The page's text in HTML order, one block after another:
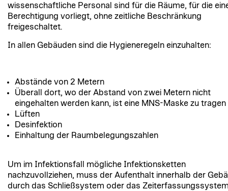
wissenschaftliche Personal sind für die Räume, für die
Berechtigung vorliegt, ohne zeitliche Beschränkung
freigeschaltet.
In allen Gebäuden sind die Hygieneregeln einzuhalten:
Abstände von 2 Metern
Überall dort, wo der Abstand von zwei Metern nicht
eingehalten werden kann, ist eine MNS-Maske zu tragen
Lüften
Desinfektion
Einhaltung der Raumbelegungszahlen
Um im Infektionsfall mögliche Infektionsketten
nachzuvollziehen, muss der Aufenthalt innerhalb der
durch das Schließsystem oder das